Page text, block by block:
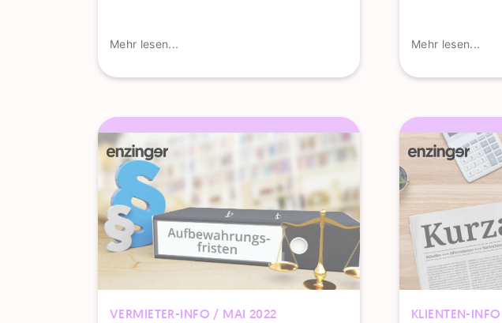
Mehr lesen... Mehr lesen...
VERMIETER-INFO / MAI 2022 KLIENTEN-